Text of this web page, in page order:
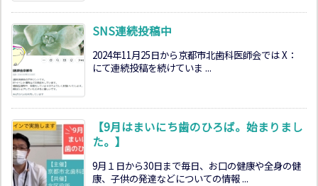
SNS連続投稿中
2024年11月25日から京都市北歯科医師会では X：
にて連続投稿を続けていま ...
【9月はまいにち歯のひろば。始まりまし
た。】
9月１日から30日まで毎日、お口の健康や全身の健
康、子供の発達などについての情報 ...